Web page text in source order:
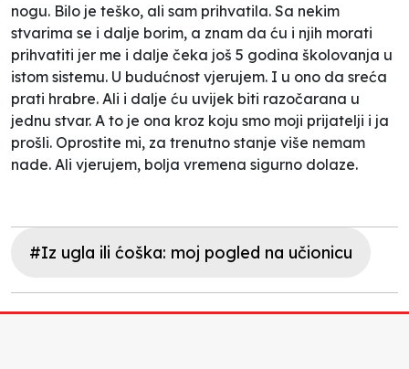
nogu. Bilo je teško, ali sam prihvatila. Sa nekim
stvarima se i dalje borim, a znam da ću i njih morati
prihvatiti jer me i dalje čeka još 5 godina školovanja u
istom sistemu. U budućnost vjerujem. I u ono da sreća
prati hrabre. Ali i dalje ću uvijek biti razočarana u
jednu stvar. A to je ona kroz koju smo moji prijatelji i ja
prošli. Oprostite mi, za trenutno stanje više nemam
nade. Ali vjerujem, bolja vremena sigurno dolaze.
#Iz ugla ili ćoška: moj pogled na učionicu